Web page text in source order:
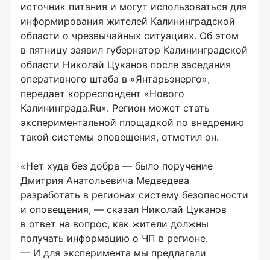
источник питания и могут использоваться для
информирования жителей Калининградской
области о чрезвычайных ситуациях. Об этом
в пятницу заявил губернатор Калининградской
области Николай Цуканов после заседания
оперативного штаба в «Янтарьэнерго»,
передает корреспондент «Нового
Калининграда.Ru». Регион может стать
экспериментальной площадкой по внедрению
такой системы оповещения, отметил он.
«Нет худа без добра — было поручение
Дмитрия Анатольевича Медведева
разработать в регионах систему безопасности
и оповещения, — сказал Николай Цуканов
в ответ на вопрос, как жители должны
получать информацию о ЧП в регионе.
— И для эксперимента мы предлагали